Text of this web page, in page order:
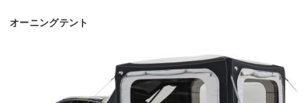
オーニングテント